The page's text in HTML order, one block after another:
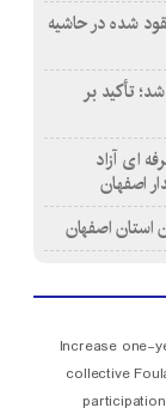
شده در حاشیه
تأکید بر
ای آزاد
اصفهان
استان اصفهان
Increase one-
collective